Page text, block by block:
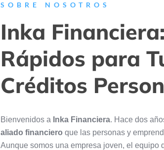
SOBRE NOSOTROS
Inka
Rápidos para
Créditos
Bienvenidos a Inka Financiera. Hace dos
aliado financiero que las personas y
Aunque somos una empresa joven, el equipo